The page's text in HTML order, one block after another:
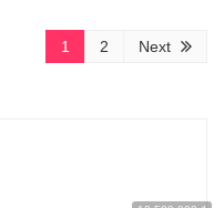
1 2 Next